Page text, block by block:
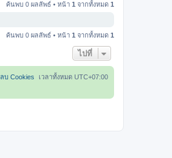
ค้นพบ 0 ผลลัพธ์ • หน้า 1 จากทั้งหมด 1
ค้นพบ 0 ผลลัพธ์ • หน้า 1 จากทั้งหมด 1
ไปที่
เวลาทั้งหมด UTC+07:00
ลบ Cookies